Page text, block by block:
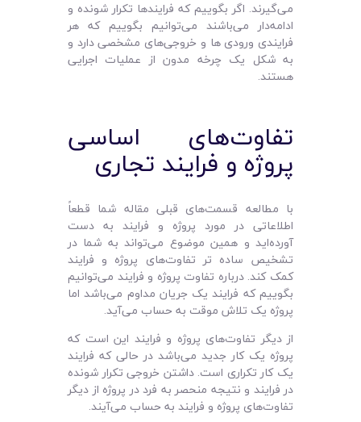
می‌گیرند‌. اگر بگوییم که فرایندها تکرار شونده و
ادامه‌دار می‌باشند می‌توانیم بگوییم که هر
فرایندی ورودی ها و خروجی‌های مشخصی دارد و
به شکل یک چرخه مدون از عملیات اجرایی
هستند.
تفاوت‌های اساسی
پروژه و فرایند تجاری
با مطالعه قسمت‌های قبلی مقاله شما قطعاً
اطلاعاتی در مورد پروژه و فرایند به دست
آورده‌اید و همین موضوع می‌تواند به شما در
تشخیص ساده تر تفاوت‌های پروژه و فرایند
کمک کند. درباره تفاوت پروژه و فرایند می‌توانیم
بگوییم که فرایند یک جریان مداوم می‌باشد اما
پروژه یک تلاش موقت به حساب می‌آید.
از دیگر تفاوت‌های پروژه و فرایند این است که
پروژه یک کار جدید می‌باشد در حالی که فرایند
یک کار تکراری است. داشتن خروجی تکرار شونده
در فرایند و نتیجه منحصر به فرد در پروژه از دیگر
تفاوت‌های پروژه و فرایند به حساب می‌آیند.